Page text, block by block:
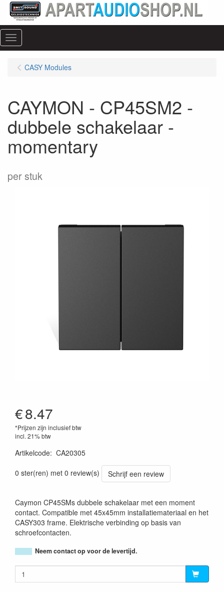
Menu
CASY Modules
CAYMON - CP45SM2 -
dubbele schakelaar -
momentary
per stuk
€8.47
*Prijzen zijn inclusief btw
incl. 21% btw
Artikelcode: CA20305
0 ster(ren) met 0 review(s)
Schrijf een review
Caymon CP45SMs dubbele schakelaar met een moment
contact. Compatible met 45x45mm installatiemateriaal en het
CASY303 frame. Elektrische verbinding op basis van
schroefcontacten.
Neem contact op voor de levertijd.